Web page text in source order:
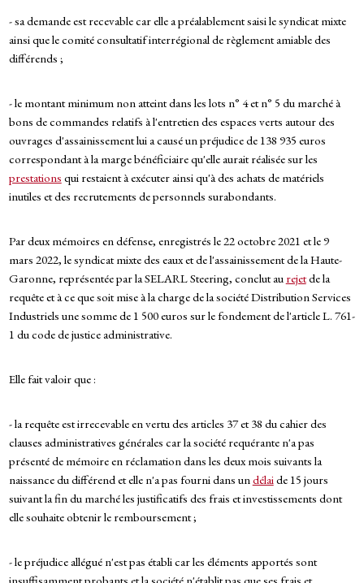
- sa demande est recevable car elle a préalablement saisi le syndicat mixte
ainsi que le comité consultatif interrégional de règlement amiable des
différends ;
- le montant minimum non atteint dans les lots n° 4 et n° 5 du marché à
bons de commandes relatifs à l'entretien des espaces verts autour des
ouvrages d'assainissement lui a causé un préjudice de 138 935 euros
correspondant à la marge bénéficiaire qu'elle aurait réalisée sur les
prestations qui restaient à exécuter ainsi qu'à des achats de matériels
inutiles et des recrutements de personnels surabondants.
Par deux mémoires en défense, enregistrés le 22 octobre 2021 et le 9
mars 2022, le syndicat mixte des eaux et de l'assainissement de la Haute-
Garonne, représentée par la SELARL Steering, conclut au rejetde la
requête et à ce que soit mise à la charge de la société Distribution Services
Industriels une somme de 1 500 euros sur le fondement de l'article L. 761-
1 du code de justice administrative.
Elle fait valoir que :
- la requête est irrecevable en vertu des articles 37 et 38 du cahier des
clauses administratives générales car la société requérante n'a pas
présenté de mémoire en réclamation dans les deux mois suivants la
naissance du différend et elle n'a pas fourni dans undélaide 15 jours
suivant la fin du marché les justificatifs des frais et investissements dont
elle souhaite obtenir le remboursement ;
- le préjudice allégué n'est pas établi car les éléments apportés sont